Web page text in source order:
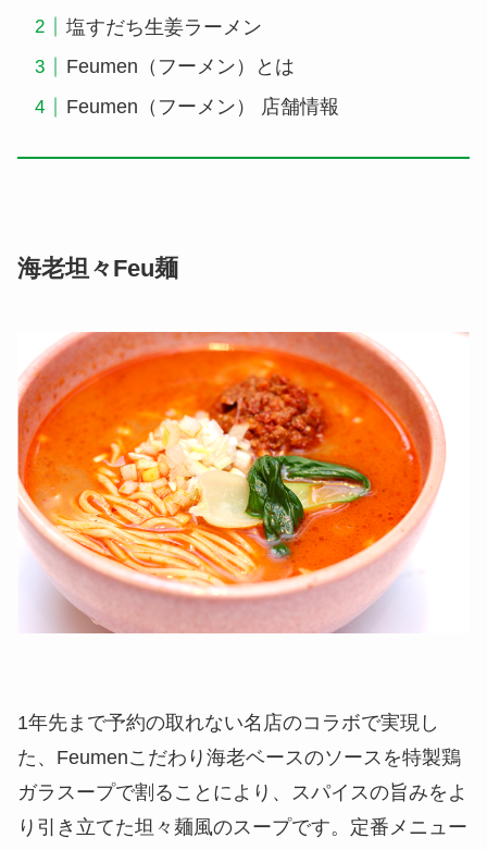
塩すだち生姜ラーメン
Feumen（フーメン）​とは
Feumen（フーメン） 店舗情報
海老坦々Feu麺
1年先まで予約の取れない名店のコラボで実現し
た、Feumenこだわり海老ベースのソースを特製鶏
ガラスープで割ることにより、スパイスの旨みをよ
り引き立てた坦々麺風のスープです。定番メニュー